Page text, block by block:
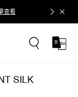
查看 立即追蹤
SILK